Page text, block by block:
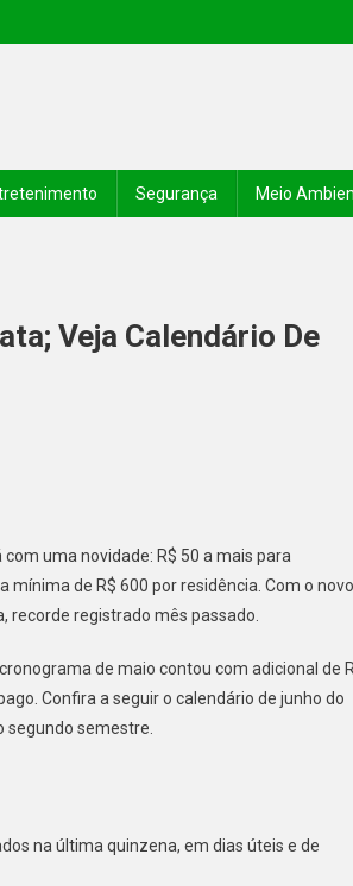
Segurança Meio
Veja Calendário De
uma novidade: R$ 50 a mais para
de R$ 600 por residência. Com o novo
recorde registrado mês passado.
de maio contou com adicional de
Confira a seguir o calendário de junho do
segundo semestre.
na última quinzena, em dias úteis e de